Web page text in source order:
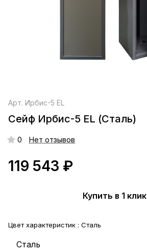
Арт. Ирбис-5 EL
Сейф Ирбис-5 EL (Сталь)
0 Нет отзывов
119 543 ₽
Купить в 1 клик
Цвет характеристик : Сталь
Сталь